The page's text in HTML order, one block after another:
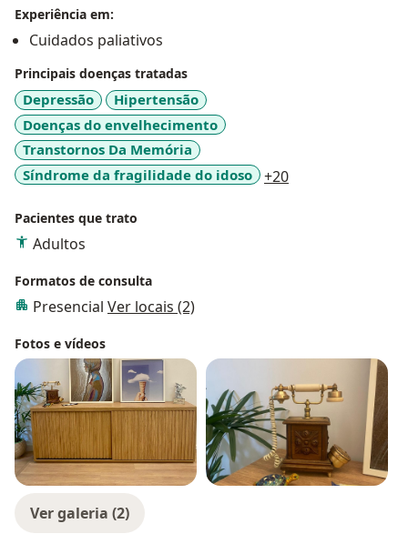
à autonomia do paciente e busco estar atento aos
detalhes que importam àqueles que me procuram,
seja para um envelhecimento mais saudável, para uma
melhor qualidade de vida, para conseguir maior
conforto ao lidar com doenças graves e incuráveis ou
para receberem os cuidados necessário durante a
fase final da vida. Me encanta cuidar das pessoas e
sou grato por cada uma dessas oportunidades de
Experiência em:
Cuidados paliativos
Principais doenças tratadas
Depressão
Hipertensão
Doenças do envelhecimento
Transtornos Da Memória
Síndrome da fragilidade do idoso
+20
Pacientes que trato
Adultos
Formatos de consulta
Presencial Ver locais (2)
Fotos e vídeos
Ver galeria (2)